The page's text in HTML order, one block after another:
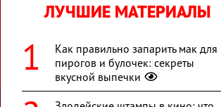
ЛУЧШИЕ МАТЕРИАЛЫ
Как правильно запарить мак для
пирогов и булочек: секреты
вкусной выпечки